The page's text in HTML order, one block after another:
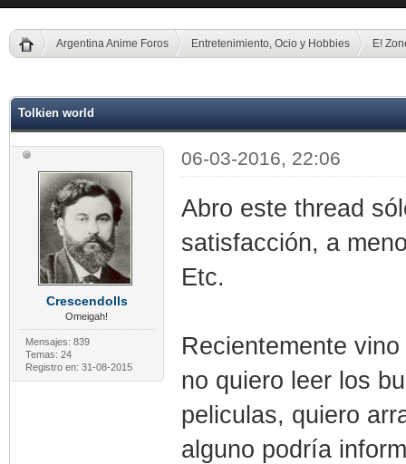
Argentina Anime Foros Entretenimiento, Ocio y Hobbies E!
Tolkien world
Crescendolls
Omeigah!
Mensajes: 839
Temas: 24
Registro en: 31-08-2015
06-03-2016, 22:06
Abro este thread
satisfacción, a
Etc.
Recientemente
no quiero leer los
peliculas, quiero
alguno podría